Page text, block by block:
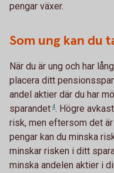
pengar växer.
Som ung kan du
När du är ung och har
placera ditt
andel aktier där du har
sparandet 4. Högre
risk, men eftersom det
pengar kan du minska
minskar risken i ditt
minska andelen aktier i